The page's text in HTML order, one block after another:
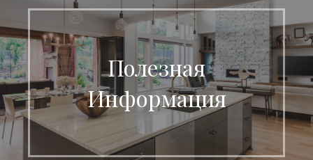
Полезная
Информация